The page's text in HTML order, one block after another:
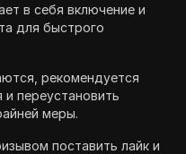
в себя включение и
для быстрого
рекомендуется
переустановить
меры.
поставить лайк и